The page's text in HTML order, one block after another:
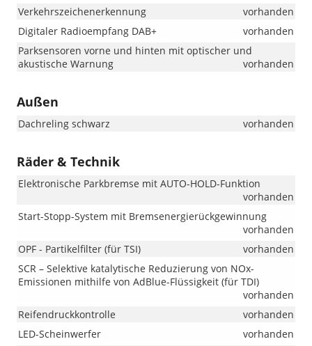
Verkehrszeichenerkennung
vorhanden
Digitaler Radioempfang DAB+
vorhanden
Parksensoren vorne und hinten mit optischer und
akustische Warnung
vorhanden
Außen
Dachreling schwarz vorhanden
Räder & Technik
Elektronische Parkbremse mit AUTO-HOLD-Funktion
vorhanden
Start-Stopp-System mit Bremsenergierückgewinnung
vorhanden
OPF - Partikelfilter (für TSI)
vorhanden
SCR – Selektive katalytische Reduzierung von NOx-
Emissionen mithilfe von AdBlue-Flüssigkeit (für TDI)
vorhanden
Reifendruckkontrolle
vorhanden
LED-Scheinwerfer
vorhanden